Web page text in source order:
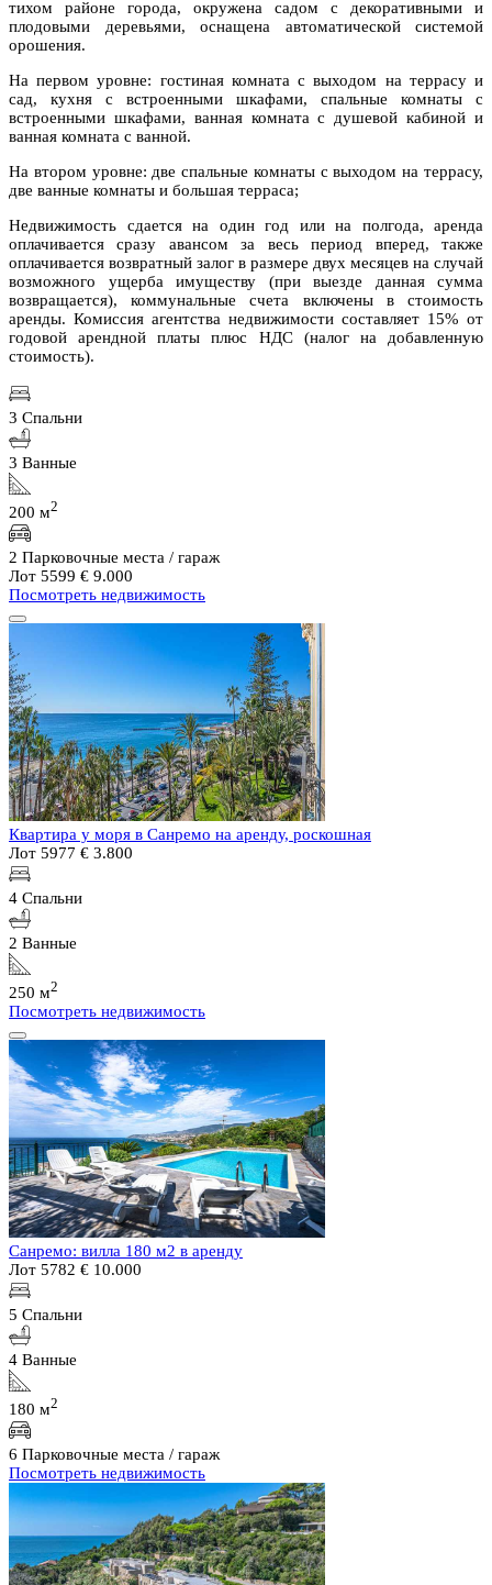
тихом районе города, окружена садом с декоративными и
плодовыми деревьями, оснащена автоматической системой
орошения.
На первом уровне: гостиная комната с выходом на террасу и
сад, кухня с встроенными шкафами, спальные комнаты с
встроенными шкафами, ванная комната с душевой кабиной и
ванная комната с ванной.
На втором уровне: две спальные комнаты с выходом на террасу,
две ванные комнаты и большая терраса;
Недвижимость сдается на один год или на полгода, аренда
оплачивается сразу авансом за весь период вперед, также
оплачивается возвратный залог в размере двух месяцев на случай
возможного ущерба имуществу (при выезде данная сумма
возвращается), коммунальные счета включены в стоимость
аренды. Комиссия агентства недвижимости составляет 15% от
годовой арендной платы плюс НДС (налог на добавленную
стоимость).
3 Спальни
3 Ванные
200 м2
2 Парковочные места / гараж
Лот 5599 € 9.000
Посмотреть недвижимость
Квартира у моря в Санремо на аренду, роскошная
Лот 5977 € 3.800
4 Спальни
2 Ванные
250 м2
Посмотреть недвижимость
Санремо: вилла 180 м2 в аренду
Лот 5782 € 10.000
5 Спальни
4 Ванные
180 м2
6 Парковочные места / гараж
Посмотреть недвижимость